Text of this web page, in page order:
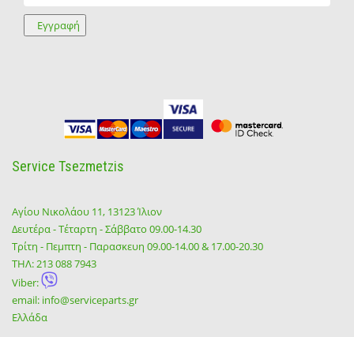
Εγγραφή
Service Tsezmetzis
Αγίου Νικολάου 11, 13123 Ίλιον
Δευτέρα - Τέταρτη - Σάββατο 09.00-14.30
Τρίτη - Πεμπτη - Παρασκευη 09.00-14.00 & 17.00-20.30
ΤΗΛ:213 088 7943
Viber:
email: info@serviceparts.gr
Ελλάδα